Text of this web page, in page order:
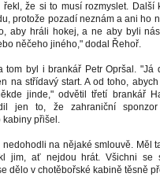
řekl, že si to musí rozmyslet. Další
protože pozadí neznám a ani ho
aby hráli hokej, a ne aby byli
něčeho jiného," dodal Řehoř.
tom byl i brankář Petr Opršal. "Já
na střídavý start. A od toho,
jinde," odvětil třetí brankář
jen to, že zahraniční
kabiny přišel.
nedohodli na nějaké smlouvě. Měl
jim, ať nejdou hrát. Všichni se
dělo v chotěbořské kabině těsně